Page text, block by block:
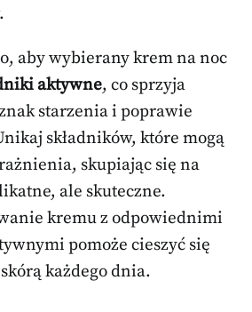
aby wybierany krem na noc
aktywne, co sprzyja
starzenia i poprawie
składników, które mogą
skupiając się na
ale skuteczne.
kremu z odpowiednimi
pomoże cieszyć się
każdego dnia.